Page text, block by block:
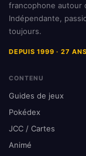
francophone autour
Indépendante,
toujours.
DEPUIS 1999 · 27
CONTENU
Guides de jeux
Pokédex
JCC / Cartes
Animé